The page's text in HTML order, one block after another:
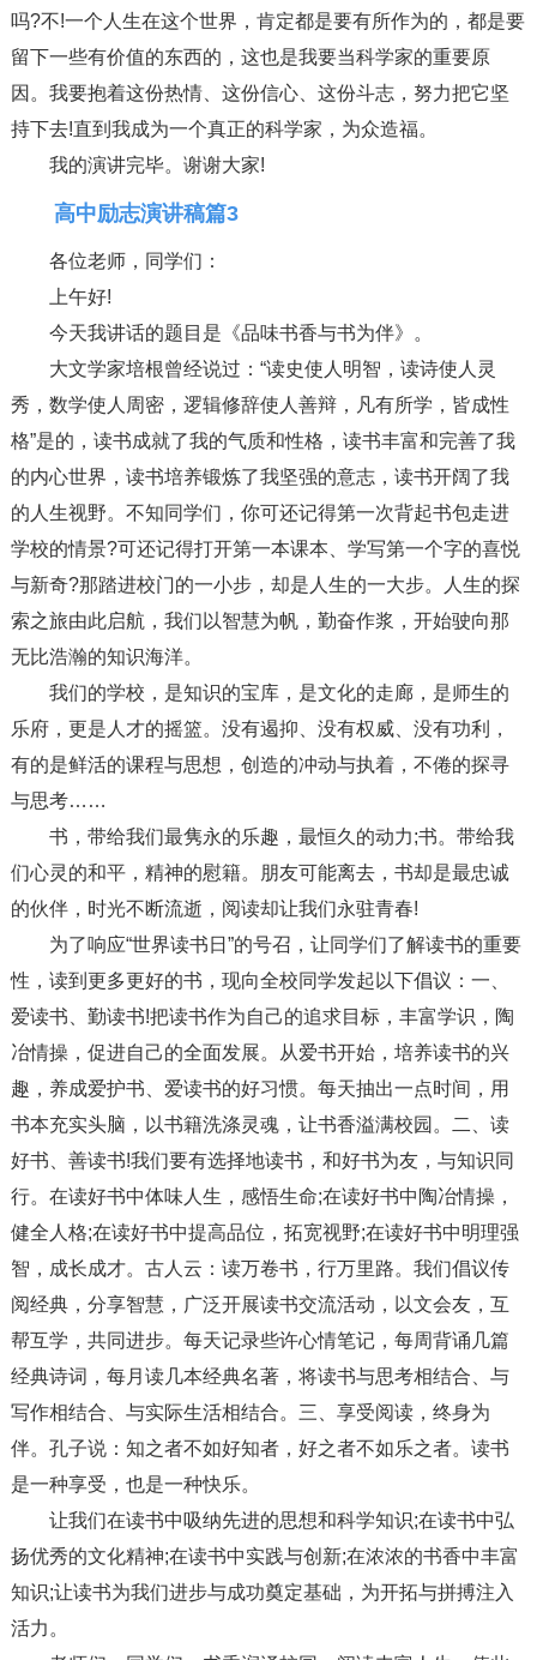
吗?不!一个人生在这个世界，肯定都是要有所作为的，都是要
留下一些有价值的东西的，这也是我要当科学家的重要原
因。我要抱着这份热情、这份信心、这份斗志，努力把它坚
持下去!直到我成为一个真正的科学家，为众造福。
我的演讲完毕。谢谢大家!
高中励志演讲稿篇3
各位老师，同学们：
上午好!
今天我讲话的题目是《品味书香与书为伴》。
大文学家培根曾经说过：“读史使人明智，读诗使人灵
秀，数学使人周密，逻辑修辞使人善辩，凡有所学，皆成性
格”是的，读书成就了我的气质和性格，读书丰富和完善了我
的内心世界，读书培养锻炼了我坚强的意志，读书开阔了我
的人生视野。不知同学们，你可还记得第一次背起书包走进
学校的情景?可还记得打开第一本课本、学写第一个字的喜悦
与新奇?那踏进校门的一小步，却是人生的一大步。人生的探
索之旅由此启航，我们以智慧为帆，勤奋作浆，开始驶向那
无比浩瀚的知识海洋。
我们的学校，是知识的宝库，是文化的走廊，是师生的
乐府，更是人才的摇篮。没有遏抑、没有权威、没有功利，
有的是鲜活的课程与思想，创造的冲动与执着，不倦的探寻
与思考……
书，带给我们最隽永的乐趣，最恒久的动力;书。带给我
们心灵的和平，精神的慰籍。朋友可能离去，书却是最忠诚
的伙伴，时光不断流逝，阅读却让我们永驻青春!
为了响应“世界读书日”的号召，让同学们了解读书的重要
性，读到更多更好的书，现向全校同学发起以下倡议：一、
爱读书、勤读书!把读书作为自己的追求目标，丰富学识，陶
冶情操，促进自己的全面发展。从爱书开始，培养读书的兴
趣，养成爱护书、爱读书的好习惯。每天抽出一点时间，用
书本充实头脑，以书籍洗涤灵魂，让书香溢满校园。二、读
好书、善读书!我们要有选择地读书，和好书为友，与知识同
行。在读好书中体味人生，感悟生命;在读好书中陶冶情操，
健全人格;在读好书中提高品位，拓宽视野;在读好书中明理强
智，成长成才。古人云：读万卷书，行万里路。我们倡议传
阅经典，分享智慧，广泛开展读书交流活动，以文会友，互
帮互学，共同进步。每天记录些许心情笔记，每周背诵几篇
经典诗词，每月读几本经典名著，将读书与思考相结合、与
写作相结合、与实际生活相结合。三、享受阅读，终身为
伴。孔子说：知之者不如好知者，好之者不如乐之者。读书
是一种享受，也是一种快乐。
让我们在读书中吸纳先进的思想和科学知识;在读书中弘
扬优秀的文化精神;在读书中实践与创新;在浓浓的书香中丰富
知识;让读书为我们进步与成功奠定基础，为开拓与拼搏注入
活力。